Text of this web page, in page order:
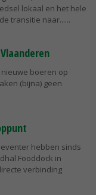
lokaal en het hele
transitie naar...
boeren op
(bijna) geen
hebben sinds
Fooddock in
verbinding